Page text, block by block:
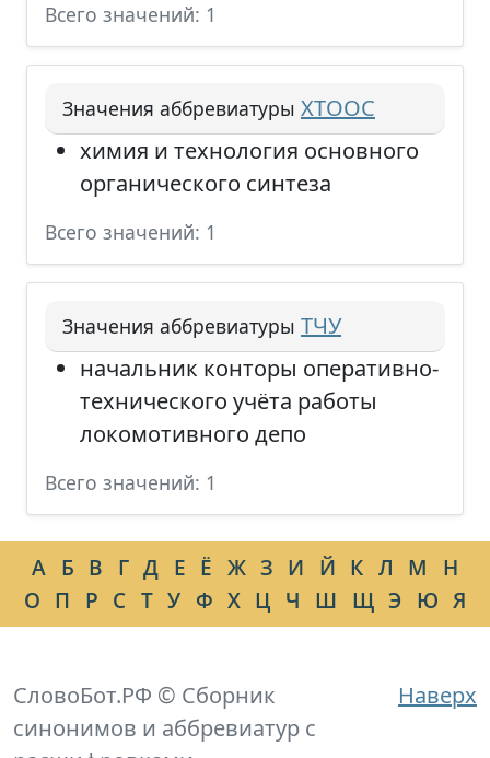
Всего значений: 1
Значения аббревиатуры ХТООС
химия и технология основного
органического синтеза
Всего значений: 1
Значения аббревиатуры ТЧУ
начальник конторы оперативно-
технического учёта работы
локомотивного депо
Всего значений: 1
А Б В Г Д Е Ё Ж З И Й К Л М
Н
О П Р С Т У Ф Х Ц Ч Ш Щ Э Ю Я
Наверх
СловоБот.РФ © Сборник
синонимов и аббревиатур с